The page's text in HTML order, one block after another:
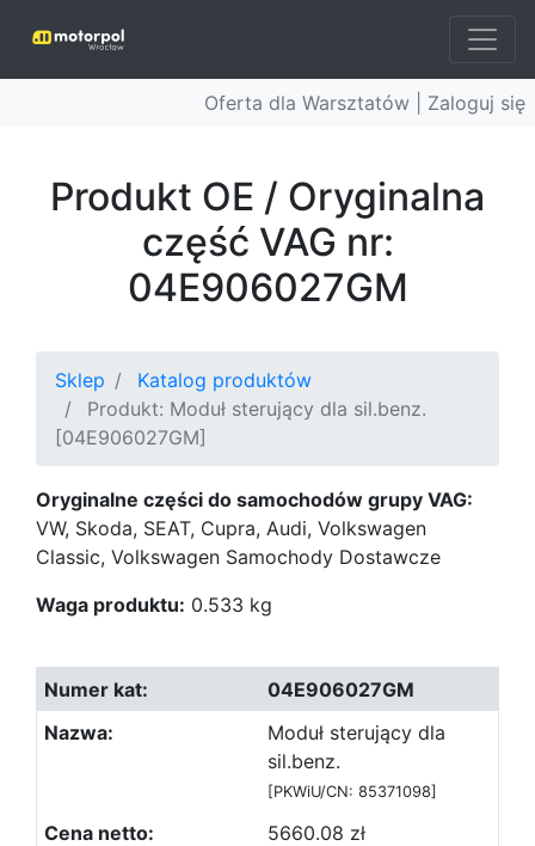
Oferta dla Warsztatów | Zaloguj się
Produkt OE / Oryginalna
część VAG nr:
04E906027GM
Sklep
Katalog produktów
Produkt: Moduł sterujący dla sil.benz.
[04E906027GM]
Oryginalne części do samochodów grupy VAG:
VW, Skoda, SEAT, Cupra, Audi, Volkswagen
Classic, Volkswagen Samochody Dostawcze
Waga produktu: 0.533 kg
04E906027GM
Moduł sterujący dla
sil.benz.
[PKWiU/CN: 85371098]
5660.08 zł